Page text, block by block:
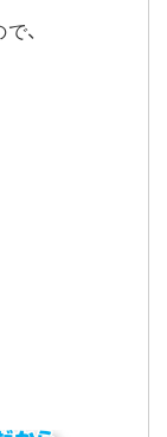
、